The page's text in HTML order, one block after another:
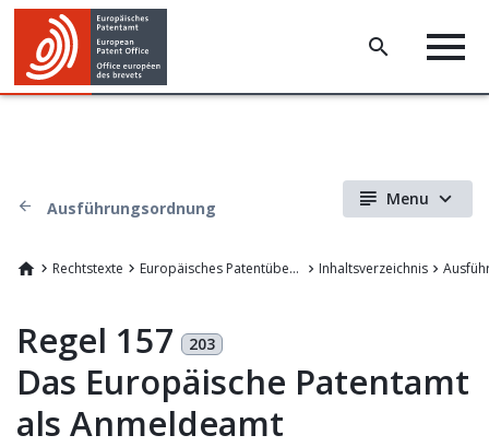
Ausführungsordnung Menu
Rechtstexte Europäisches Patentübereinkommen Inhaltsverzeichnis
Regel 157 203
Das Europäische Patentamt
als Anmeldeamt